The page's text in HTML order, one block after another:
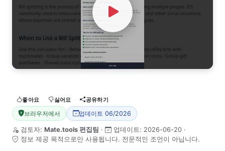
Watch Video
좋아요 싫어요 공유하기
브라우저에서 업데이트 06/2026
검토자: Mate.tools 편집팀 · 업데이트: 2026-06-20 ·
정보 제공 목적으로만 사용됩니다. 전문적인 조언이 아닙니다.